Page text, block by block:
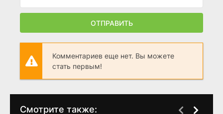
ОТПРАВИТЬ
Комментариев еще нет. Вы можете
стать первым!
Смотрите также: